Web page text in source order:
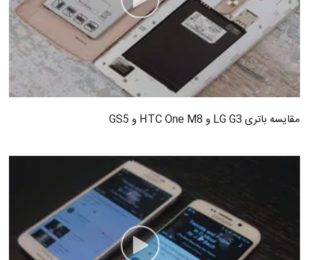
مقایسه باتری LG G3 و HTC One M8 و GS5